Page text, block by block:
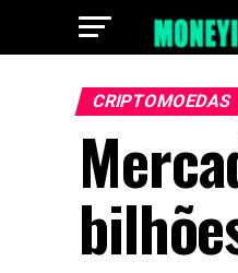
CRIPTOMOEDAS